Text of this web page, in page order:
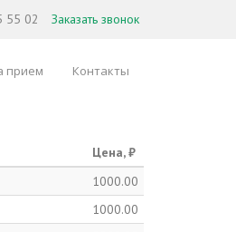
55 02 Заказать звонок
прием Контакты
Цена, ₽
1000.00
1000.00